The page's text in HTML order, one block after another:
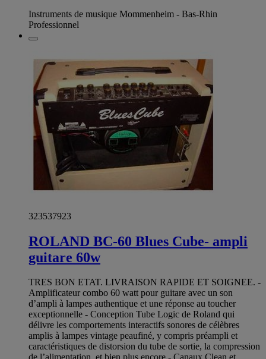
Instruments de musique Mommenheim - Bas-Rhin
Professionnel
323537923
ROLAND BC-60 Blues Cube- ampli
guitare 60w
TRES BON ETAT. LIVRAISON RAPIDE ET SOIGNEE. -
Amplificateur combo 60 watt pour guitare avec un son
d’ampli à lampes authentique et une réponse au toucher
exceptionnelle - Conception Tube Logic de Roland qui
délivre les comportements interactifs sonores de célèbres
amplis à lampes vintage peaufiné, y compris préampli et
caractéristiques de distorsion du tube de sortie, la compression